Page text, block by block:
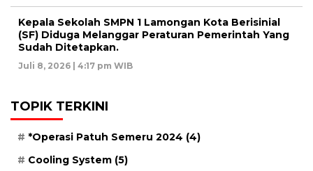
Kepala Sekolah SMPN 1 Lamongan Kota Berisinial
(SF) Diduga Melanggar Peraturan Pemerintah Yang
Sudah Ditetapkan.
Juli 8, 2026 | 4:17 pm WIB
TOPIK TERKINI
*Operasi Patuh Semeru 2024 (4)
Cooling System (5)